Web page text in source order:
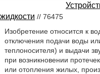
жидкости // 76475
Изобретение относится к
отключения подачи воды
теплоносителя) и выдачи
при возникновении
или отопления жилых,